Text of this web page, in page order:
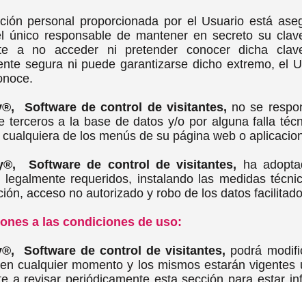
personal proporcionada por el Usuario está
único responsable de mantener en secreto su
a no acceder ni pretender conocer dicha
segura ni puede garantizarse dicho extremo, el
Software de control de visitantes, no se
terceros a la base de datos y/o por alguna falla
de los menús de su página web o
Software de control de visitantes, ha
legalmente requeridos, instalando las medidas
acceso no autorizado y robo de los datos
a las condiciones de uso:
Software de control de visitantes, podrá
cualquier momento y los mismos estarán
a revisar periódicamente esta sección para estar